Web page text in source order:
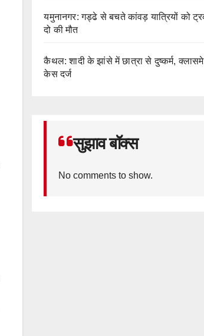
यमुनानगर: गड्ढे से बचते कांवड़ यात्रियों को
दो की मौत
कैथल: शादी के झांसे में छात्रा से दुष्कर्म,
केस दर्ज
सुझाव बॉक्स
No comments to show.